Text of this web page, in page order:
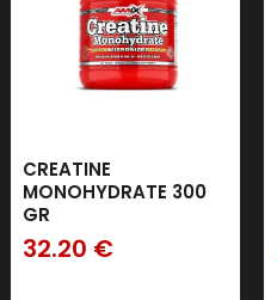
CREATINE
MONOHYDRATE 300
GR
32.20 €